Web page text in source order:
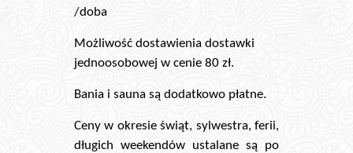
/doba
Możliwość dostawienia dostawki
jednoosobowej w cenie 80 zł.
Bania i sauna są dodatkowo płatne.
Ceny w okresie świąt, sylwestra, ferii,
długich weekendów ustalane są po